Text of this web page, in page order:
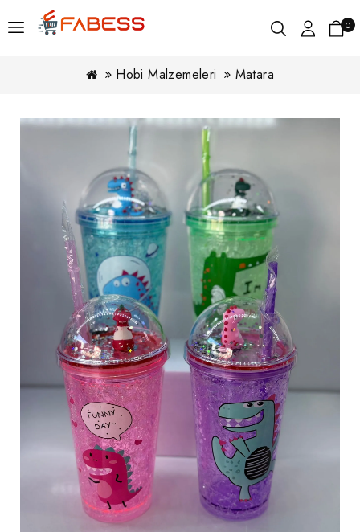
0
Hobi Malzemeleri Matara